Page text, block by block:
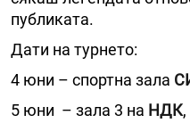
публиката.
Дати на турнето:
4 юни – спортна зала
5 юни – зала 3 на НДК,